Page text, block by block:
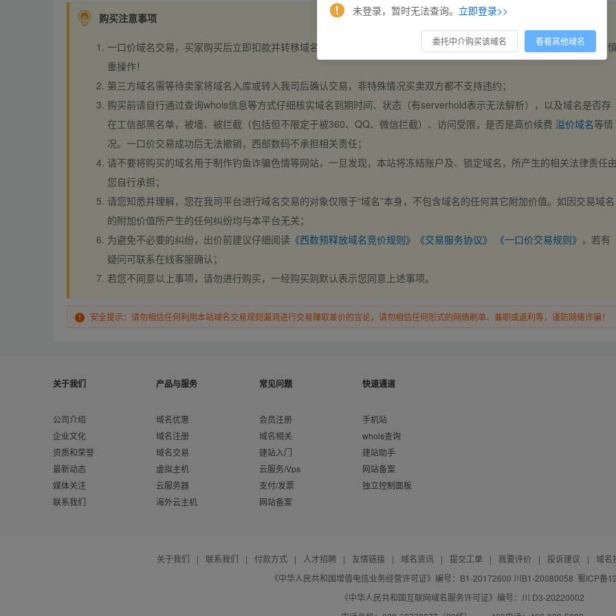
购买注意事项
一口价域名交易，买家购买后立即扣款并转移域名，交易自动完成。买卖双方都不支持违约，一旦出价不支持撤销，请
重操作！
第三方域名需等待卖家将域名入库或转入我司后确认交易，非特殊情况买卖双方都不支持违约；
购买前请自行通过查询whois信息等方式仔细核实域名到期时间、状态（有serverhold表示无法解析），以及域名是否存
在工信部黑名单，被墙、被拦截（包括但不限定于被360、QQ、微信拦截）、访问受限，是否是高价续费 溢价域名等情
况。一口价交易成功后无法撤销，西部数码不承担相关责任；
请不要将购买的域名用于制作钓鱼诈骗色情等网站，一旦发现，本站将冻结账户及、锁定域名，所产生的相关法律责任
您自行承担；
请您知悉并理解，您在我司平台进行域名交易的对象仅限于“域名”本身，不包含域名的任何其它附加价值。如因交易域名
的附加价值所产生的任何纠纷均与本平台无关；
为避免不必要的纠纷，出价前建议仔细阅读 《西数预释放域名竞价规则》 《交易服务协议》 《一口价交易规则》 ，若有
疑问可联系在线客服确认；
若您不同意以上事项，请勿进行购买，一经购买则默认表示您同意上述事项。
安全提示：请勿相信任何利用本站域名交易规则漏洞进行交易赚取差价的言论，请勿相信任何形式的网络刷单、兼职或返利等，谨防网络诈骗！
关于我们
公司介绍
企业文化
资质和荣誉
最新动态
媒体关注
联系我们
产品与服务
域名优惠
域名注册
域名交易
虚拟主机
云服务器
海外云主机
常见问题
会员注册
域名相关
建站入门
云服务/Vps
支付/发票
网站备案
快速通道
手机站
whois查询
建站助手
网站备案
独立控制面板
关于我们 | 联系我们 | 付款方式 | 人才招聘 | 友情链接 | 域名资讯 | 提交工单 | 我要评价 | 投诉建议 |
域名
《中华人民共和国增值电信业务经营许可证》编号：B1-20172600 川B1-20080058 蜀ICP备
《中华人民共和国互联网域名服务许可证》编号：川 D3-20220002
未登录，暂时无法查询。 立即登录>>
委托中介购买该域名 看看其他域名